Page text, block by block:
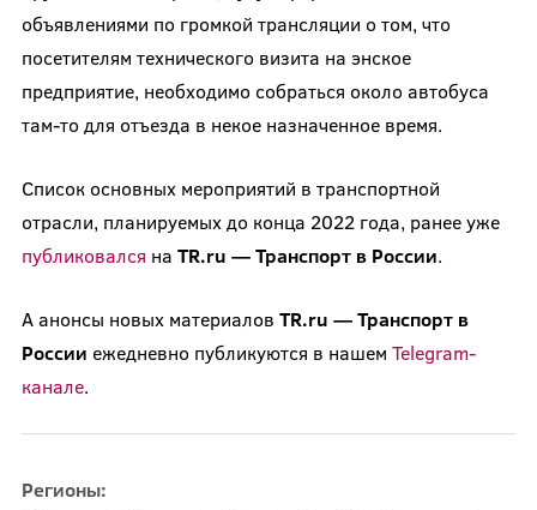
объявлениями по громкой трансляции о том, что
посетителям технического визита на энское
предприятие, необходимо собраться около автобуса
там-то для отъезда в некое назначенное время.
Список основных мероприятий в транспортной
отрасли, планируемых до конца 2022 года, ранее уже
публиковался на TR.ru — Транспорт в России.
А анонсы новых материалов TR.ru — Транспорт в
России ежедневно публикуются в нашем Telegram-
канале.
Регионы: